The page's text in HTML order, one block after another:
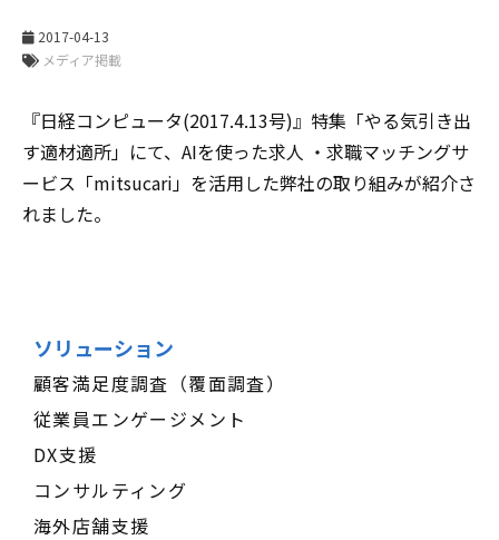
2017-04-13
メディア掲載
『日経コンピュータ(2017.4.13号)』特集「やる気引き出
す適材適所」にて、AIを使った求人 ・求職マッチングサ
ービス「mitsucari」を活用した弊社の取り組みが紹介さ
れました。
ソリューション
顧客満足度調査（覆面調査）
従業員エンゲージメント
DX支援
コンサルティング
海外店舗支援